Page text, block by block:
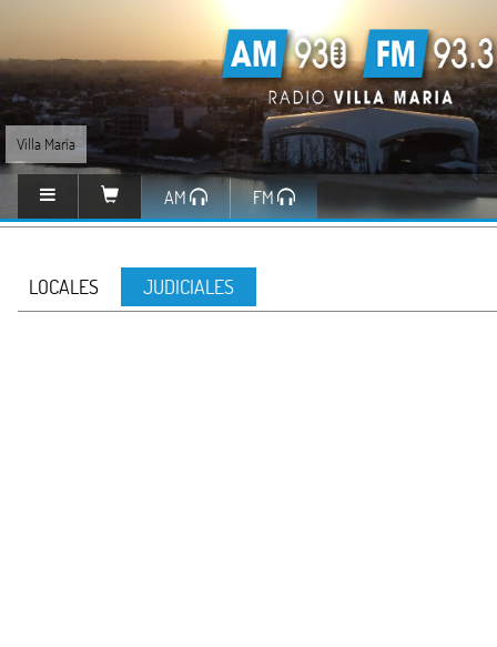
Villa María
AM FM
LOCALES JUDICIALES